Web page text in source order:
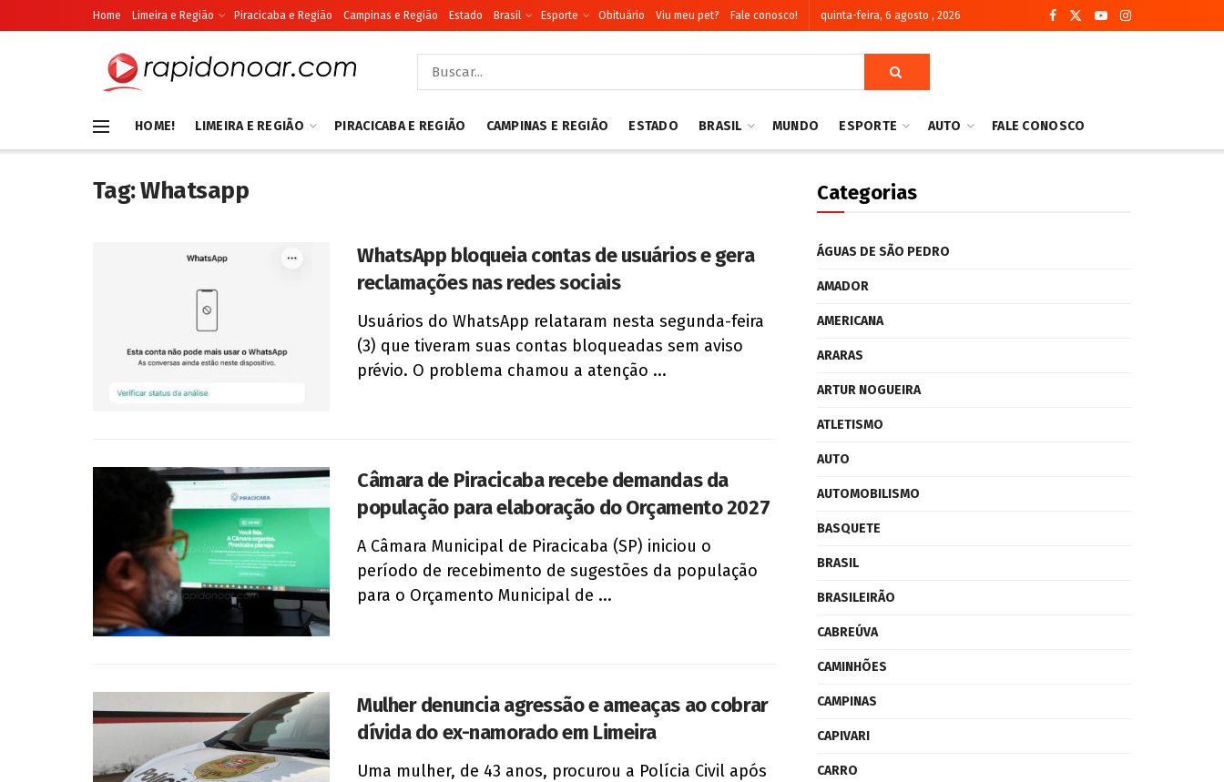
Home Limeira e Região Piracicaba e Região Campinas e Região Estado Brasil Esporte Obituário Viu meu pet? Fale conosco! quinta-feira, 6 agosto , 2026
HOME! LIMEIRA E REGIÃO PIRACICABA E REGIÃO CAMPINAS E REGIÃO ESTADO BRASIL MUNDO ESPORTE AUTO FALE CONOSCO
Tag:Whatsapp
WhatsApp bloqueia contas de usuários e gera
reclamações nas redes sociais
Usuários do WhatsApp relataram nesta segunda-feira
(3) que tiveram suas contas bloqueadas sem aviso
prévio. O problema chamou a atenção ...
Câmara de Piracicaba recebe demandas da
população para elaboração do Orçamento 2027
A Câmara Municipal de Piracicaba (SP) iniciou o
período de recebimento de sugestões da população
para o Orçamento Municipal de ...
Mulher denuncia agressão e ameaças ao cobrar
dívida do ex-namorado em Limeira
Uma mulher, de 43 anos, procurou a Polícia Civil após
Categorias
ÁGUAS DE SÃO PEDRO
AMADOR
AMERICANA
ARARAS
ARTUR NOGUEIRA
ATLETISMO
AUTO
AUTOMOBILISMO
BASQUETE
BRASIL
BRASILEIRÃO
CABREÚVA
CAMINHÕES
CAMPINAS
CAPIVARI
CARRO